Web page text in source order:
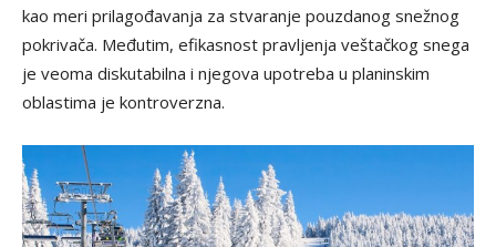
kao meri prilagođavanja za stvaranje pouzdanog snežnog
pokrivača. Međutim, efikasnost pravljenja veštačkog snega
je veoma diskutabilna i njegova upotreba u planinskim
oblastima je kontroverzna.